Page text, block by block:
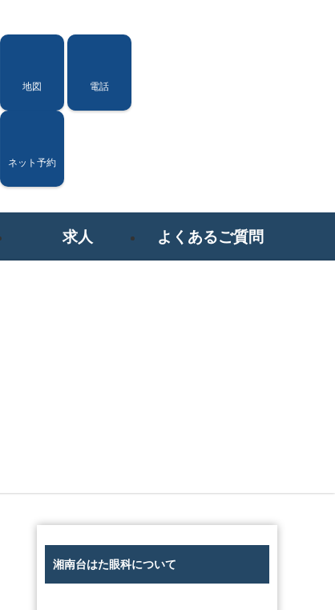
地図 電話
ネット予約
求人 よくあるご質問
湘南台はた眼科について